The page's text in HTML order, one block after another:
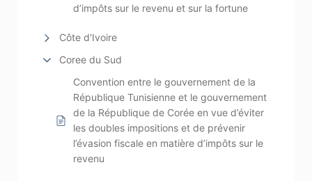
d’impôts sur le revenu et sur la fortune
Côte d'Ivoire
Coree du Sud
Convention entre le gouvernement de la
République Tunisienne et le gouvernement
de la République de Corée en vue d’éviter
les doubles impositions et de prévenir
l’évasion fiscale en matière d’impôts sur le
revenu